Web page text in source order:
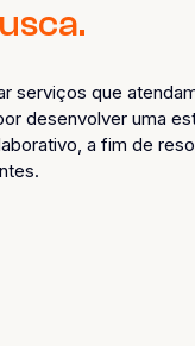
serviços que
desenvolver uma
a fim de